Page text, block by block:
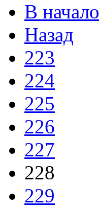
В начало
Назад
223
224
225
226
227
228
229